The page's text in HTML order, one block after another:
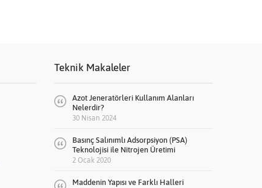
Teknik Makaleler
Azot Jeneratörleri Kullanım Alanları
Nelerdir?
30 Nisan 2024
Basınç Salınımlı Adsorpsiyon (PSA)
Teknolojisi ile Nitrojen Üretimi
2 Ocak 2020
Maddenin Yapısı ve Farklı Halleri